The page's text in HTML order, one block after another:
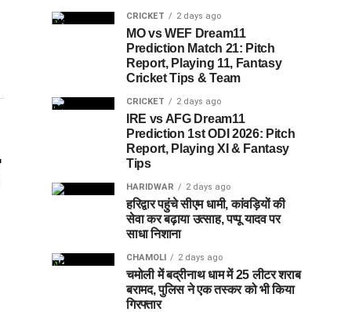
CRICKET 2 days ago
MO vs WEF Dream11
Prediction Match 21: Pitch
Report, Playing 11, Fantasy
Cricket Tips & Team
CRICKET 2 days ago
IRE vs AFG Dream11
Prediction 1st ODI 2026: Pitch
Report, Playing XI & Fantasy
Tips
HARIDWAR 2 days ago
हरिद्वार पहुंचे सीएम धामी, कांवड़ियों की
सेवा कर बढ़ाया उत्साह, पप्पू यादव पर
साधा निशाना
CHAMOLI 2 days ago
चमोली में बद्रीनाथ धाम में 25 लीटर शराब
बरामद, पुलिस ने एक तस्कर को भी किया
गिरफ्तार